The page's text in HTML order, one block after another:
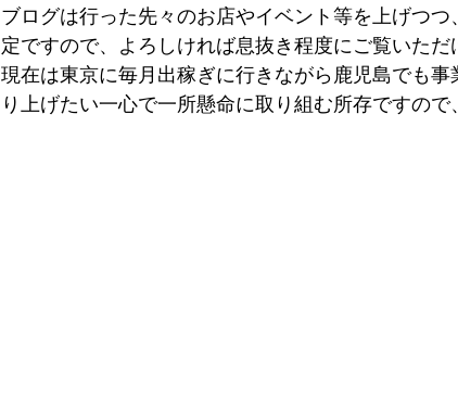
ブログは行った先々のお店やイベント等を上げつ
定ですので、よろしければ息抜き程度にご覧いただ
現在は東京に毎月出稼ぎに行きながら鹿児島でも
り上げたい一心で一所懸命に取り組む所存ですので